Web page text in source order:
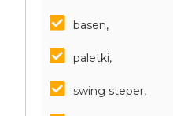
basen,
paletki,
swing steper,